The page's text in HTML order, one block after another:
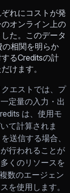
れにコストが発
オンライン上の
た。このデータ
相関を明らか
るCreditsの計
けます。
エストでは、プ
定量の入力・出
は、使用モ
て計算されま
送信する場合、
行われることが
くのリソースを
数のエージェン
を使用します。